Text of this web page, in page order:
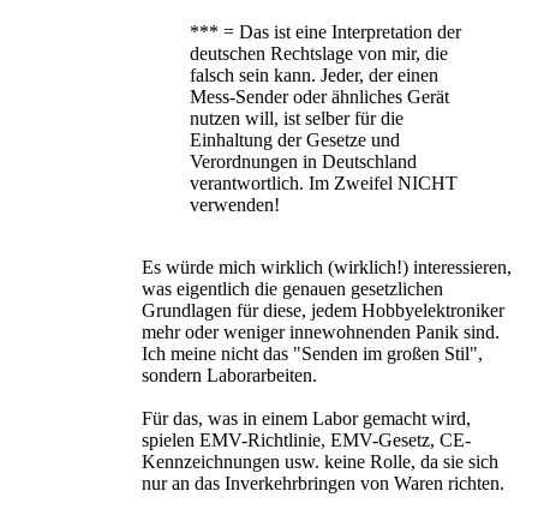
*** = Das ist eine Interpretation der
deutschen Rechtslage von mir, die
falsch sein kann. Jeder, der einen
Mess-Sender oder ähnliches Gerät
nutzen will, ist selber für die
Einhaltung der Gesetze und
Verordnungen in Deutschland
verantwortlich. Im Zweifel NICHT
verwenden!
Es würde mich wirklich (wirklich!) interessieren,
was eigentlich die genauen gesetzlichen
Grundlagen für diese, jedem Hobbyelektroniker
mehr oder weniger innewohnenden Panik sind.
Ich meine nicht das "Senden im großen Stil",
sondern Laborarbeiten.
Für das, was in einem Labor gemacht wird,
spielen EMV-Richtlinie, EMV-Gesetz, CE-
Kennzeichnungen usw. keine Rolle, da sie sich
nur an das Inverkehrbringen von Waren richten.